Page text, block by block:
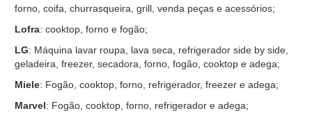
forno, coifa, churrasqueira, grill, venda peças e acessórios;
Lofra: cooktop, forno e fogão;
LG: Máquina lavar roupa, lava seca, refrigerador side by side,
geladeira, freezer, secadora, forno, fogão, cooktop e adega;
Miele: Fogão, cooktop, forno, refrigerador, freezer e adega;
Marvel: Fogão, cooktop, forno, refrigerador e adega;